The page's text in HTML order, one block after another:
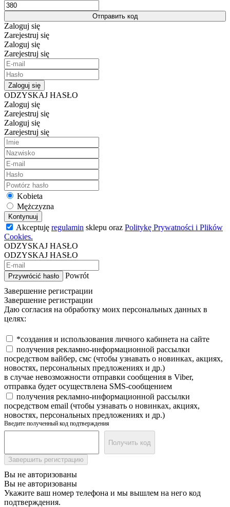
Отправить код
Zaloguj się
Zarejestruj się
Zaloguj się
Zarejestruj się
Zaloguj się
ODZYSKAJ HASŁO
Zaloguj się
Zarejestruj się
Zaloguj się
Zarejestruj się
Kobieta
Mężczyzna
Kontynuuj
Akceptuję regulamin sklepu oraz Politykę Prywatności i Plików
Cookies.
ODZYSKAJ HASŁO
ODZYSKAJ HASŁO
Przywrócić hasło
Powrót
Завершение регистрации
Завершение регистрации
Даю согласия на обработку моих персональных данных в
целях:
*создания и использования личного кабинета на сайте
получения рекламно-информационной рассылки
посредством вайбер, смс (чтобы узнавать о новинках, акциях,
новостях, персональных предложениях и др.)
в случае невозможности отправки сообщения в Viber,
отправка будет осуществлена SMS-сообщением
получения рекламно-информационной рассылки
посредством email (чтобы узнавать о новинках, акциях,
новостях, персональных предложениях и др.)
Введите полученный код подтверждения
Получить код
Завершить регистрацию
Вы не авторизованы
Вы не авторизованы
Укажите ваш номер телефона и мы вышлем на него код
подтверждения.